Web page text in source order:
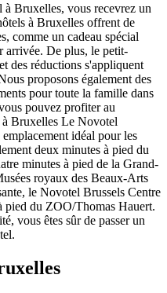
Bruxelles, vous recevrez un
à Bruxelles offrent de
comme un cadeau spécial
arrivée. De plus, le petit-
des réductions s'appliquent
proposons également des
pour toute la famille dans
pouvez profiter au
Bruxelles Le Novotel
idéal pour les
deux minutes à pied du
minutes à pied de la Grand-
royaux des Beaux-Arts
le Novotel Brussels Centre
pied du ZOO/Thomas Hauert.
vous êtes sûr de passer un